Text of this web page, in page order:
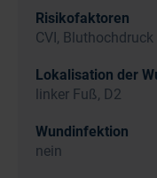
Risikofaktoren
CVI, Bluthochdruck
Lokalisation der
linker Fuß, D2
Wundinfektion
nein